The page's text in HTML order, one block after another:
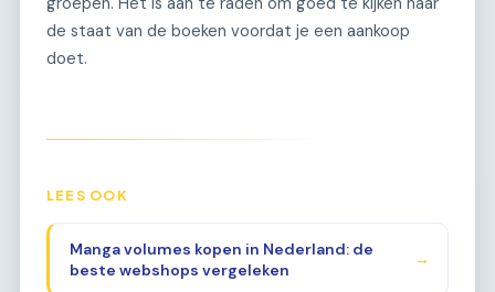
de staat van de boeken voordat je een aankoop
doet.
LEES OOK
Manga volumes kopen in Nederland: de
beste webshops vergeleken
→